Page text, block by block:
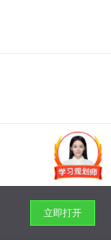
立即打开